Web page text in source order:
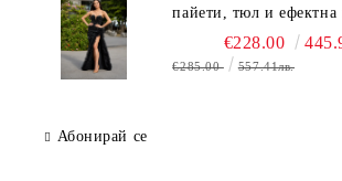
пайети, тюл и ефектна
€228.00
€285.00 557.41лв.
Абонирай се